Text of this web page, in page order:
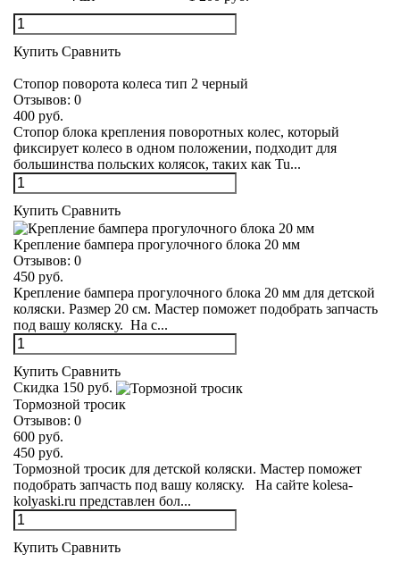
Купить Сравнить
Стопор поворота колеса тип 2 черный
Отзывов: 0
400 руб.
Стопор блока крепления поворотных колес, который
фиксирует колесо в одном положении, подходит для
большинства польских колясок, таких как Tu...
Купить Сравнить
Крепление бампера прогулочного блока 20 мм
Отзывов: 0
450 руб.
Крепление бампера прогулочного блока 20 мм для детской
коляски. Размер 20 см. Мастер поможет подобрать запчасть
под вашу коляску. На с...
Купить Сравнить
Скидка 150 руб.
Тормозной тросик
Отзывов: 0
600 руб.
450 руб.
Тормозной тросик для детской коляски. Мастер поможет
подобрать запчасть под вашу коляску. На сайте kolesa-
kolyaski.ru представлен бол...
Купить Сравнить